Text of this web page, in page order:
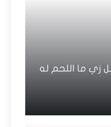
زي ما اللحم له